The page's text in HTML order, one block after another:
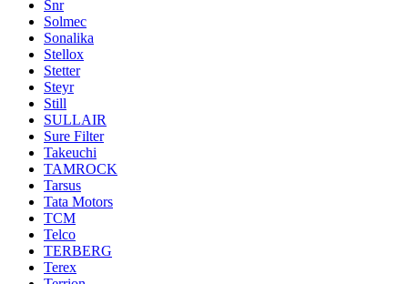
Snr
Solmec
Sonalika
Stellox
Stetter
Steyr
Still
SULLAIR
Sure Filter
Takeuchi
TAMROCK
Tarsus
Tata Motors
TCM
Telco
TERBERG
Terex